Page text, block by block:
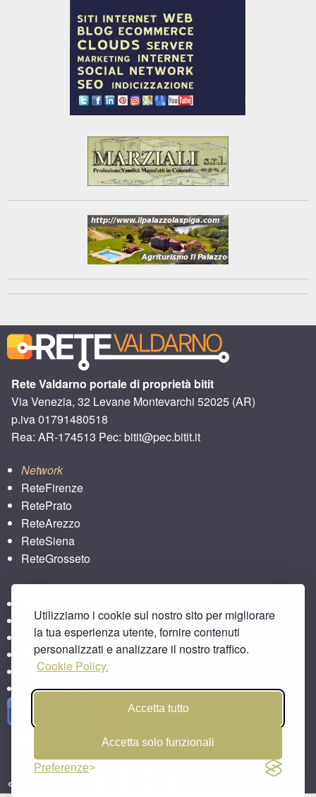
Utilizziamo i cookie sul nostro sito per migliorare
la tua esperienza utente, fornire contenuti
personalizzati e analizzare il nostro traffico.
Cookie Policy.
Accetta tutto
Accetta solo funzionali
Preferenze
Rete Valdarno portale di proprietà bitit
Via Venezia, 32 Levane Montevarchi 52025 (AR)
p.iva 01791480518
Rea: AR-174513 Pec: bitit@pec.bitit.it
Network
ReteFirenze
RetePrato
ReteArezzo
ReteSiena
ReteGrosseto
ReteLpisa
ReteLlivorno
bitbar
Agriturismo e Toscana
Area Aziende Italiane
Privacy & Cookies